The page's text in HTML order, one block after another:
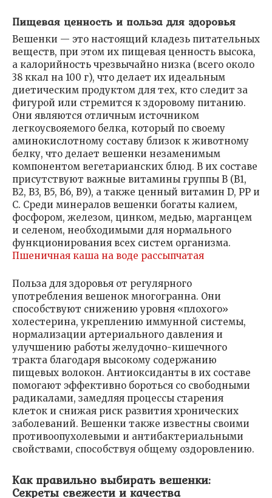
Пищевая ценность и польза для здоровья
Вешенки — это настоящий кладезь питательных
веществ, при этом их пищевая ценность высока,
а калорийность чрезвычайно низка (всего около
38 ккал на 100 г), что делает их идеальным
диетическим продуктом для тех, кто следит за
фигурой или стремится к здоровому питанию.
Они являются отличным источником
легкоусвояемого белка, который по своему
аминокислотному составу близок к животному
белку, что делает вешенки незаменимым
компонентом вегетарианских блюд. В их составе
присутствуют важные витамины группы B (B1,
B2, B3, B5, B6, B9), а также ценный витамин D, PP и
C. Среди минералов вешенки богаты калием,
фосфором, железом, цинком, медью, марганцем
и селеном, необходимыми для нормального
функционирования всех систем организма.
Пшеничная каша на воде рассыпчатая
Польза для здоровья от регулярного
употребления вешенок многогранна. Они
способствуют снижению уровня «плохого»
холестерина, укреплению иммунной системы,
нормализации артериального давления и
улучшению работы желудочно-кишечного
тракта благодаря высокому содержанию
пищевых волокон. Антиоксиданты в их составе
помогают эффективно бороться со свободными
радикалами, замедляя процессы старения
клеток и снижая риск развития хронических
заболеваний. Вешенки также известны своими
противоопухолевыми и антибактериальными
свойствами, способствуя общему оздоровлению.
Как правильно выбирать вешенки:
Секреты свежести и качества